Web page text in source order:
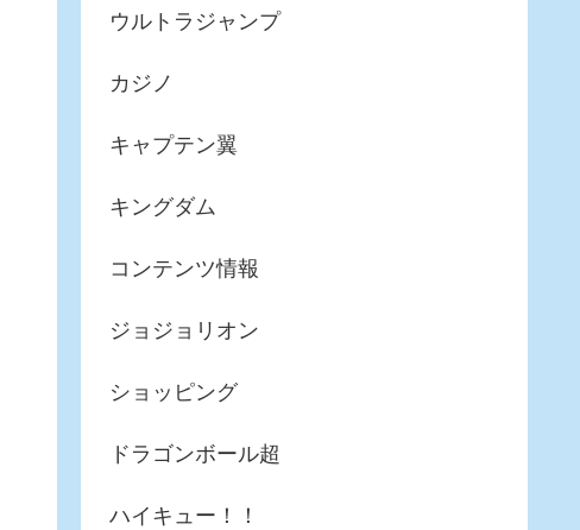
ウルトラジャンプ
カジノ
キャプテン翼
キングダム
コンテンツ情報
ジョジョリオン
ショッピング
ドラゴンボール超
ハイキュー！！